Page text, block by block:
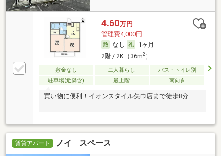
4.60万円
管理費4,000円
なし
1ヶ月
2階 / 2K（36m2）
敷金なし 二人暮らし
バス・トイレ別
駐車場(近隣含)
最上階 南向き
買い物に便利！イオンスタイル矢巾店まで徒歩8分
賃貸アパート ノイ スペース